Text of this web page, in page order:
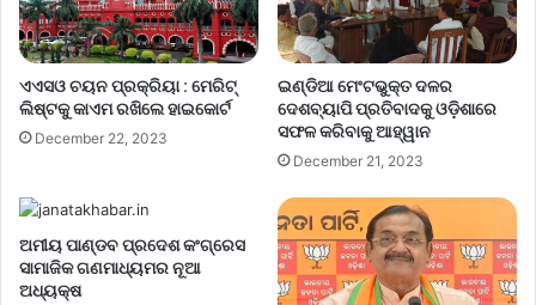
ଏଏସଓ ଚୟନ ପ୍ରକ୍ରିୟା : ମେରିଟ୍
ଲିଷ୍ଟକୁ କାଏମ ରଖିଲେ ହାଇକୋର୍ଟ
December 22, 2023
ଇଣ୍ଡିଆ ମେଂଟଭୁକ୍ତ ଦଳର
ଦେଶବ୍ୟାପି ପ୍ରତିବାଦକୁ ଓଡ଼ିଶାରେ
ସଫଳ କରିବାକୁ ଆହ୍ୱାନ
December 21, 2023
ଅମୀୟ ପାଣ୍ଡବ ପ୍ରଦେଶ କଂଗ୍ରେସ
ସାମାଜିକ ଗଣମାଧ୍ୟମର ନୂଆ
ଅଧ୍ୟକ୍ଷ